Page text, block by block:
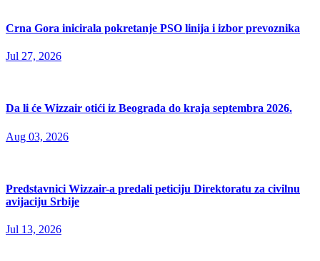
Crna Gora inicirala pokretanje PSO linija i izbor prevoznika
Jul 27, 2026
Da li će Wizzair otići iz Beograda do kraja septembra 2026.
Aug 03, 2026
Predstavnici Wizzair-a predali peticiju Direktoratu za civilnu
avijaciju Srbije
Jul 13, 2026